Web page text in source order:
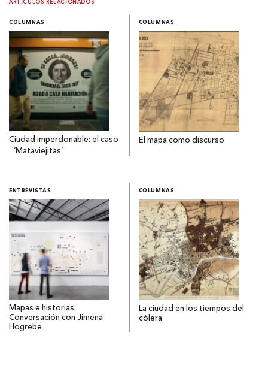
ARTÍCULOS RELACIONADOS
COLUMNAS
Ciudad imperdonable: el caso
‘Mataviejitas’
COLUMNAS
El mapa como discurso
ENTREVISTAS
Mapas e historias.
Conversación con Jimena
Hogrebe
COLUMNAS
La ciudad en los tiempos del
cólera